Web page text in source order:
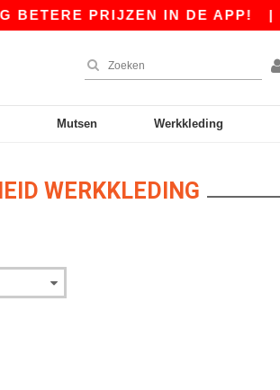
PRIJZEN IN DE APP!|
Mutsen Werkkleding
WERKKLEDING